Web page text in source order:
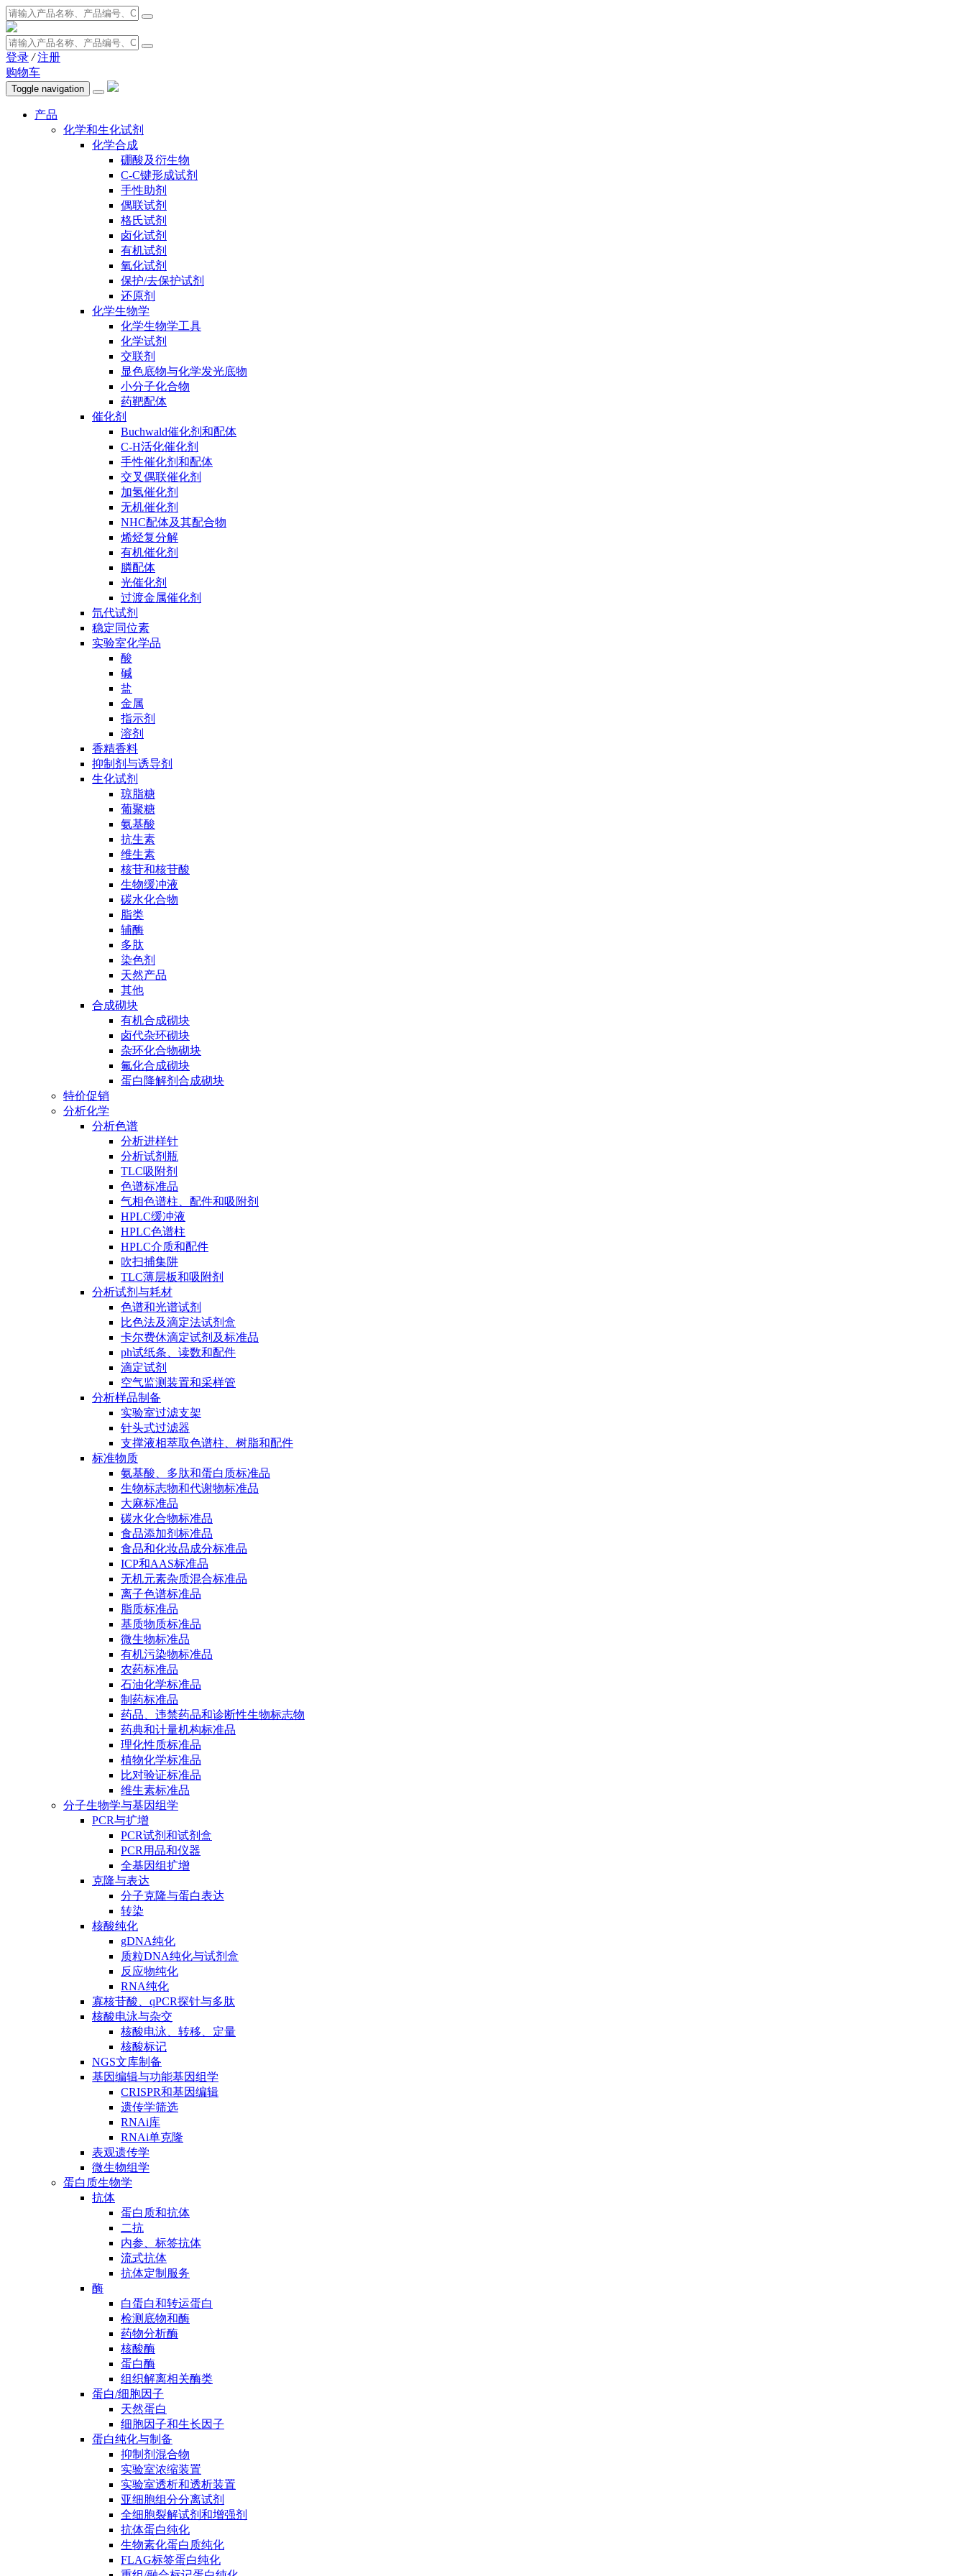
登录 / 注册
购物车
Toggle navigation
产品
化学和生化试剂
化学合成
硼酸及衍生物
C-C键形成试剂
手性助剂
偶联试剂
格氏试剂
卤化试剂
有机试剂
氧化试剂
保护/去保护试剂
还原剂
化学生物学
化学生物学工具
化学试剂
交联剂
显色底物与化学发光底物
小分子化合物
药靶配体
催化剂
Buchwald催化剂和配体
C-H活化催化剂
手性催化剂和配体
交叉偶联催化剂
加氢催化剂
无机催化剂
NHC配体及其配合物
烯烃复分解
有机催化剂
膦配体
光催化剂
过渡金属催化剂
氘代试剂
稳定同位素
实验室化学品
酸
碱
盐
金属
指示剂
溶剂
香精香料
抑制剂与诱导剂
生化试剂
琼脂糖
葡聚糖
氨基酸
抗生素
维生素
核苷和核苷酸
生物缓冲液
碳水化合物
脂类
辅酶
多肽
染色剂
天然产品
其他
合成砌块
有机合成砌块
卤代杂环砌块
杂环化合物砌块
氟化合成砌块
蛋白降解剂合成砌块
特价促销
分析化学
分析色谱
分析进样针
分析试剂瓶
TLC吸附剂
色谱标准品
气相色谱柱、配件和吸附剂
HPLC缓冲液
HPLC色谱柱
HPLC介质和配件
吹扫捕集阱
TLC薄层板和吸附剂
分析试剂与耗材
色谱和光谱试剂
比色法及滴定法试剂盒
卡尔费休滴定试剂及标准品
ph试纸条、读数和配件
滴定试剂
空气监测装置和采样管
分析样品制备
实验室过滤支架
针头式过滤器
支撑液相萃取色谱柱、树脂和配件
标准物质
氨基酸、多肽和蛋白质标准品
生物标志物和代谢物标准品
大麻标准品
碳水化合物标准品
食品添加剂标准品
食品和化妆品成分标准品
ICP和AAS标准品
无机元素杂质混合标准品
离子色谱标准品
脂质标准品
基质物质标准品
微生物标准品
有机污染物标准品
农药标准品
石油化学标准品
制药标准品
药品、违禁药品和诊断性生物标志物
药典和计量机构标准品
理化性质标准品
植物化学标准品
比对验证标准品
维生素标准品
分子生物学与基因组学
PCR与扩增
PCR试剂和试剂盒
PCR用品和仪器
全基因组扩增
克隆与表达
分子克隆与蛋白表达
转染
核酸纯化
gDNA纯化
质粒DNA纯化与试剂盒
反应物纯化
RNA纯化
寡核苷酸、qPCR探针与多肽
核酸电泳与杂交
核酸电泳、转移、定量
核酸标记
NGS文库制备
基因编辑与功能基因组学
CRISPR和基因编辑
遗传学筛选
RNAi库
RNAi单克隆
表观遗传学
微生物组学
蛋白质生物学
抗体
蛋白质和抗体
二抗
内参、标签抗体
流式抗体
抗体定制服务
酶
白蛋白和转运蛋白
检测底物和酶
药物分析酶
核酸酶
蛋白酶
组织解离相关酶类
蛋白/细胞因子
天然蛋白
细胞因子和生长因子
蛋白纯化与制备
抑制剂混合物
实验室浓缩装置
实验室透析和透析装置
亚细胞组分分离试剂
全细胞裂解试剂和增强剂
抗体蛋白纯化
生物素化蛋白质纯化
FLAG标签蛋白纯化